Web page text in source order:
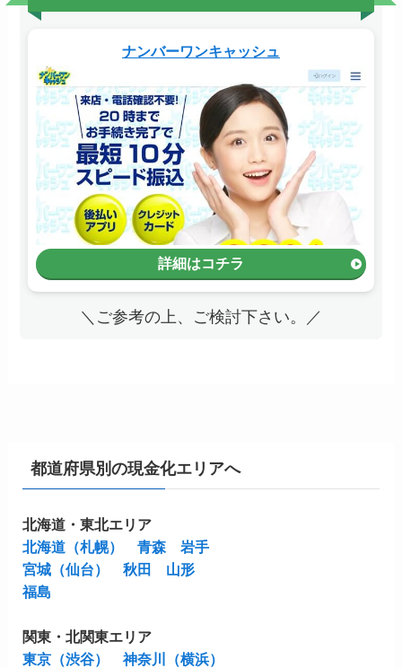
ナンバーワンキャッシュ
詳細はコチラ
＼ご参考の上、ご検討下さい。／
都道府県別の現金化エリアへ
北海道・東北エリア
北海道（札幌）
青森
岩手
宮城（仙台）
秋田
山形
福島
関東・北関東エリア
東京（渋谷）
神奈川（横浜）